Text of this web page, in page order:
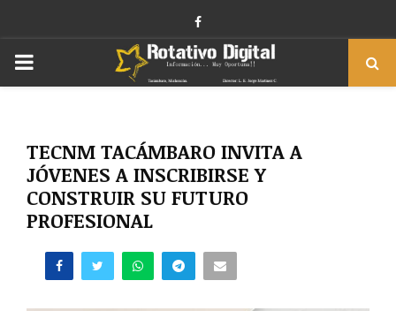
Facebook
PRIMARY
TECNM TACÁMBARO INVITA A
JÓVENES A INSCRIBIRSE Y
CONSTRUIR SU FUTURO
PROFESIONAL